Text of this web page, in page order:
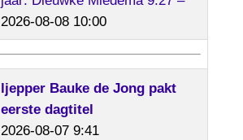
2026-08-08 10:00
ljepper Bauke de Jong pakt
eerste dagtitel
2026-08-07 9:41